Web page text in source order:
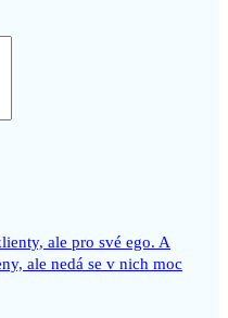
ale pro své ego. A
ale nedá se v nich moc